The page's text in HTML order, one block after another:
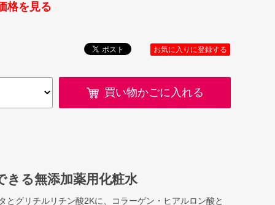
格を見る
お気に入りに登録する
買い物かごに入れる
きる無添加薬用化粧水
とグリチルリチン酸2Kに、コラーゲン・ヒアルロン酸と